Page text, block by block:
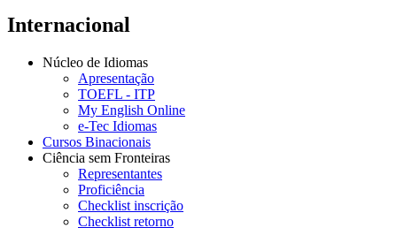
Internacional
Núcleo de Idiomas
Apresentação
TOEFL - ITP
My English Online
e-Tec Idiomas
Cursos Binacionais
Ciência sem Fronteiras
Representantes
Proficiência
Checklist inscrição
Checklist retorno